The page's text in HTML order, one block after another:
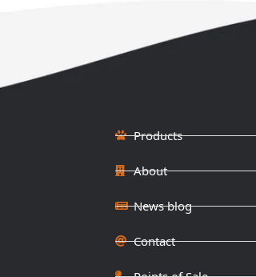
Products
About
News blog
Contact